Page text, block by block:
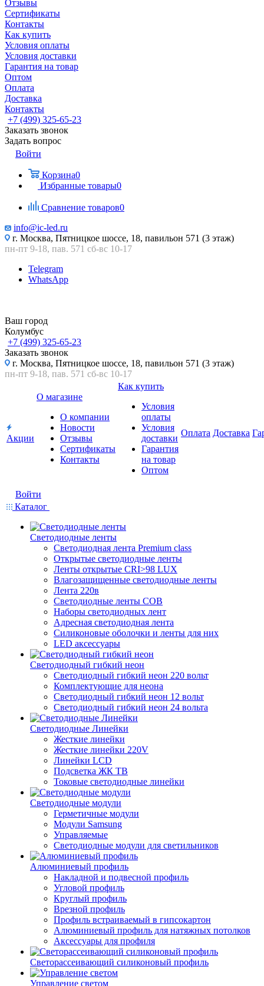
Отзывы
Сертификаты
Контакты
Как купить
Условия оплаты
Условия доставки
Гарантия на товар
Оптом
Оплата
Доставка
Контакты
+7 (499) 325-65-23
Заказать звонок
Задать вопрос
Войти
Корзина0
Избранные товары0
Сравнение товаров0
info@ic-led.ru
г. Москва, Пятницкое шоссе, 18, павильон 571 (3 этаж)
пн-пт 9-18, пав. 571 сб-вс 10-17
Telegram
WhatsApp
Ваш город
Колумбус
+7 (499) 325-65-23
Заказать звонок
г. Москва, Пятницкое шоссе, 18, павильон 571 (3 этаж)
пн-пт 9-18, пав. 571 сб-вс 10-17
Акции
О магазине
О компании
Новости
Отзывы
Сертификаты
Контакты
Как купить
Условия
оплаты
Условия
доставки
Гарантия
на товар
Оптом
Оплата Доставка
Войти
Каталог
Светодиодные ленты
Светодиодная лента Premium class
Открытые светодиодные ленты
Ленты открытые CRI>98 LUX
Влагозащищенные светодиодные ленты
Лента 220в
Светодиодные ленты COB
Наборы светодиодных лент
Адресная светодиодная лента
Силиконовые оболочки и ленты для них
LED аксессуары
Светодиодный гибкий неон
Светодиодный гибкий неон 220 вольт
Комплектующие для неона
Светодиодный гибкий неон 12 вольт
Светодиодный гибкий неон 24 вольта
Светодиодные Линейки
Жесткие линейки
Жесткие линейки 220V
Линейки LCD
Подсветка ЖК ТВ
Токовые светодиодные линейки
Светодиодные модули
Герметичные модули
Модули Samsung
Управляемые
Светодиодные модули для светильников
Алюминиевый профиль
Накладной и подвесной профиль
Угловой профиль
Круглый профиль
Врезной профиль
Профиль встраиваемый в гипсокартон
Алюминиевый профиль для натяжных потолков
Аксессуары для профиля
Светорассеивающий силиконовый профиль
Управление светом